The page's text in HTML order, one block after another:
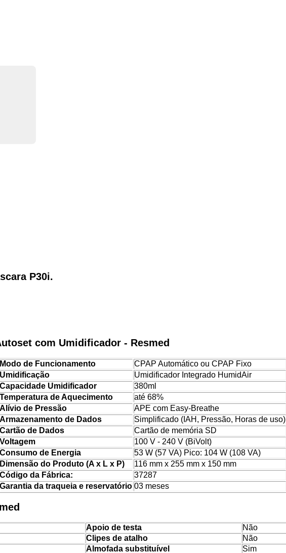
P30i.
com Umidificador - Resmed
Modo de Funcionamento
CPAP Automático ou CPAP Fixo
Umidificação
Umidificador Integrado HumidAir
Capacidade Umidificador
380ml
Temperatura de Aquecimento
até 68%
Alívio de Pressão
APE com Easy-Breathe
Armazenamento de Dados
Simplificado (IAH, Pressão, Horas de uso)
Cartão de Dados
Cartão de memória SD
Voltagem
100 V - 240 V (BiVolt)
Consumo de Energia
53 W (57 VA) Pico: 104 W (108 VA)
Dimensão do Produto (A x L x P)
116 mm x 255 mm x 150 mm
Código da Fábrica:
37287
Garantia da traqueia e reservatório 03 meses
Apoio de testa
Não
Clipes de atalho
Não
Almofada substituível Sim